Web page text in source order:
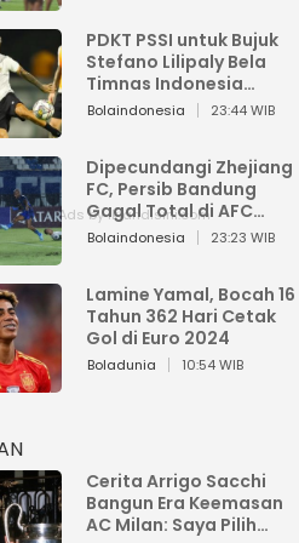
PDKT PSSI untuk Bujuk
Stefano Lilipaly Bela
Timnas Indonesia
Berakhir Berantakan
Bolaindonesia 23:44 WIB
Dipecundangi Zhejiang
FC, Persib Bandung
Gagal Total di AFC
Champions League Two
Bolaindonesia 23:23 WIB
Lamine Yamal, Bocah 16
Tahun 362 Hari Cetak
Gol di Euro 2024
Boladunia 10:54 WIB
Cerita Arrigo Sacchi
Bangun Era Keemasan
AC Milan: Saya Pilih